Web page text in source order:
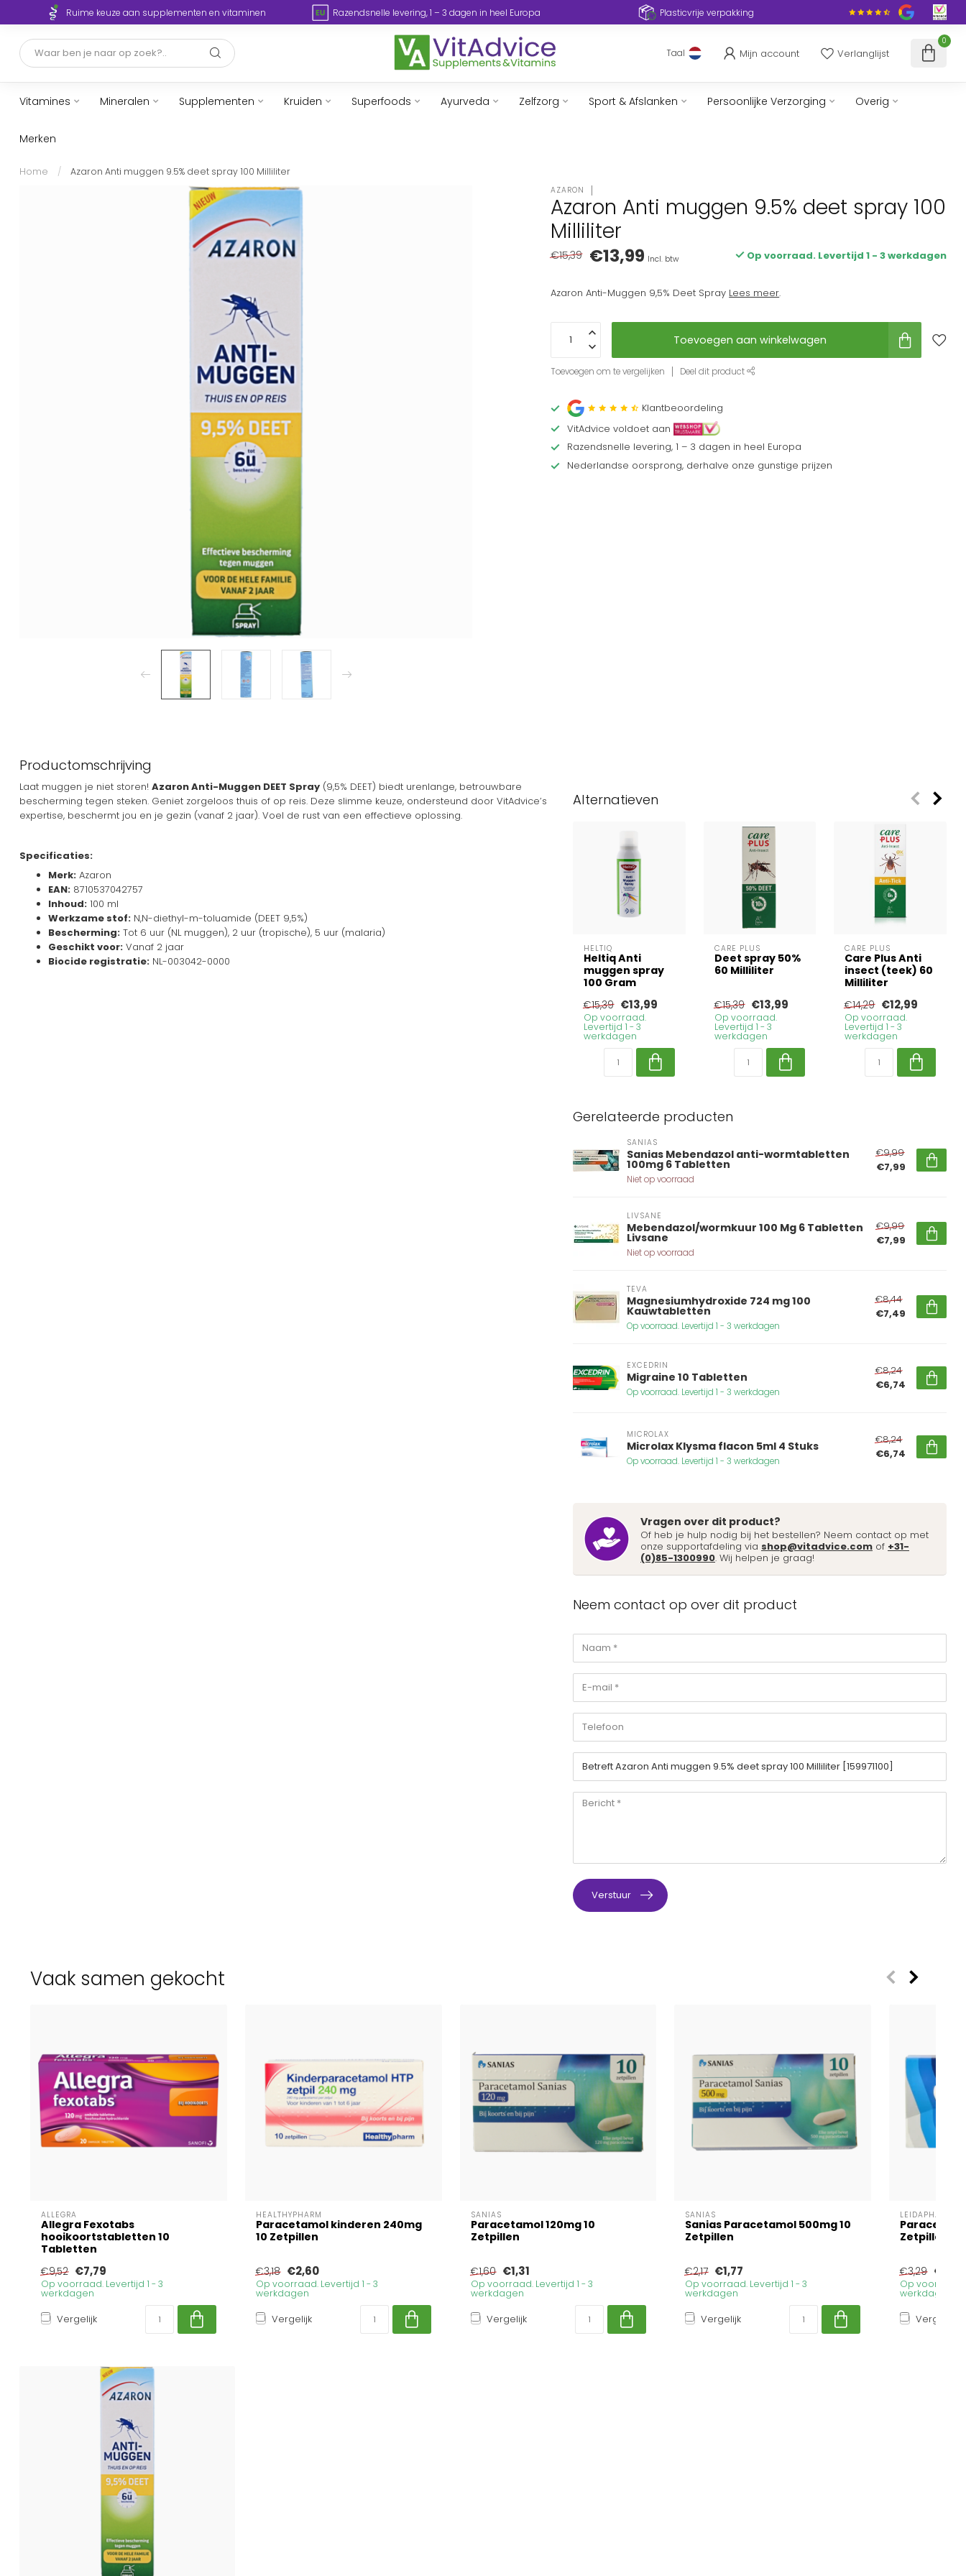
Ruime keuze aan supplementen en vitaminen Razendsnelle levering, 1 – 3 dagen in heel Europa Plasticvrije verpakking
Taal Mijn account Verlanglijst
0
Vitamines Mineralen Supplementen Kruiden Superfoods Ayurveda Zelfzorg Sport & Afslanken Persoonlijke Verzorging Overig
Merken
Home / Azaron Anti muggen 9.5% deet spray 100 Milliliter
AZARON
Azaron Anti muggen 9.5% deet spray 100
Milliliter
€15,39 €13,99 Incl. btw Op voorraad. Levertijd 1 - 3 werkdagen
Azaron Anti-Muggen 9,5% Deet Spray Lees meer.
Toevoegen aan winkelwagen
Toevoegen om te vergelijken Deel dit product
Klantbeoordeling
VitAdvice voldoet aan
Razendsnelle levering, 1 – 3 dagen in heel Europa
Nederlandse oorsprong, derhalve onze gunstige prijzen
Productomschrijving
Laat muggen je niet storen! Azaron Anti-Muggen DEET Spray (9,5% DEET) biedt urenlange, betrouwbare
bescherming tegen steken. Geniet zorgeloos thuis of op reis. Deze slimme keuze, ondersteund door VitAdvice’s
expertise, beschermt jou en je gezin (vanaf 2 jaar). Voel de rust van een effectieve oplossing.
Specificaties:
Merk: Azaron
EAN: 8710537042757
Inhoud: 100 ml
Werkzame stof: N,N-diethyl-m-toluamide (DEET 9,5%)
Bescherming: Tot 6 uur (NL muggen), 2 uur (tropische), 5 uur (malaria)
Geschikt voor: Vanaf 2 jaar
Biocide registratie: NL-003042-0000
Alternatieven
HELTIQ
Heltiq Anti
muggen spray
100 Gram
€15,39 €13,99
Op voorraad.
Levertijd 1 - 3
werkdagen
CARE PLUS
Deet spray 50%
60 Milliliter
€15,39 €13,99
Op voorraad.
Levertijd 1 - 3
werkdagen
CARE PLUS
Care Plus Anti
insect (teek) 60
Milliliter
€14,29 €12,99
Op voorraad.
Levertijd 1 - 3
werkdagen
Gerelateerde producten
SANIAS
Sanias Mebendazol anti-wormtabletten
100mg 6 Tabletten
Niet op voorraad
€9,99
€7,99
LIVSANE
Mebendazol/wormkuur 100 Mg 6 Tabletten
Livsane
Niet op voorraad
€9,99
€7,99
TEVA
Magnesiumhydroxide 724 mg 100
Kauwtabletten
Op voorraad. Levertijd 1 - 3 werkdagen
€8,44
€7,49
EXCEDRIN
Migraine 10 Tabletten
Op voorraad. Levertijd 1 - 3 werkdagen
€8,24
€6,74
MICROLAX
Microlax Klysma flacon 5ml 4 Stuks
Op voorraad. Levertijd 1 - 3 werkdagen
€8,24
€6,74
Vragen over dit product?
Of heb je hulp nodig bij het bestellen? Neem contact op met
onze supportafdeling via shop@vitadvice.com of +31-
(0)85-1300990. Wij helpen je graag!
Neem contact op over dit product
Verstuur
Vaak samen gekocht
ALLEGRA
Allegra Fexotabs
hooikoortstabletten 10
Tabletten
€9,52 €7,79
Op voorraad. Levertijd 1 - 3
werkdagen
Vergelijk
HEALTHYPHARM
Paracetamol kinderen 240mg
10 Zetpillen
€3,18 €2,60
Op voorraad. Levertijd 1 - 3
werkdagen
Vergelijk
SANIAS
Paracetamol 120mg 10
Zetpillen
€1,60 €1,31
Op voorraad. Levertijd 1 - 3
werkdagen
Vergelijk
SANIAS
Sanias Paracetamol 500mg 10
Zetpillen
€2,17 €1,77
Op voorraad. Levertijd 1 - 3
werkdagen
Vergelijk
LEIDAPHARM
Zetpillen
€3,29 €2,69
Op voorraad.
werkdagen
Vergelijk